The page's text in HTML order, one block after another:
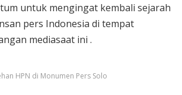
untuk mengingat kembali sejarah
pers Indonesia di tempat
mediasaat ini .
HPN di Monumen Pers Solo